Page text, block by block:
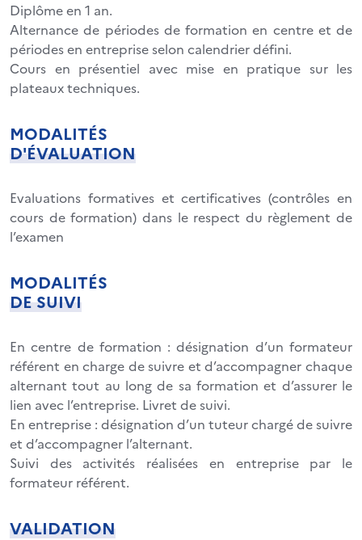
Diplôme en 1 an.
Alternance de périodes de formation en centre et de
périodes en entreprise selon calendrier défini.
Cours en présentiel avec mise en pratique sur les
plateaux techniques.
MODALITÉS
D'ÉVALUATION
Evaluations formatives et certificatives (contrôles en
cours de formation) dans le respect du règlement de
l’examen
MODALITÉS
DE SUIVI
En centre de formation : désignation d’un formateur
référent en charge de suivre et d’accompagner chaque
alternant tout au long de sa formation et d’assurer le
lien avec l’entreprise. Livret de suivi.
En entreprise : désignation d’un tuteur chargé de suivre
et d’accompagner l’alternant.
Suivi des activités réalisées en entreprise par le
formateur référent.
VALIDATION